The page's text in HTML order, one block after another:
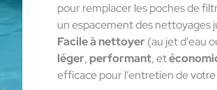
pour remplacer les poches de
un espacement des nettoyages
Facile à nettoyer (au jet d'eau
léger, performant, et
efficace pour l’entretien de